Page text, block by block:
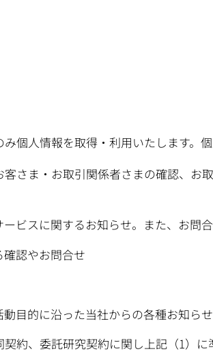
人情報を取得・利用いたします。
さま・お取引関係者さまの確認、お
ビスに関するお知らせ。また、お問
認やお問合せ
目的に沿った当社からの各種お知らせ
約、委託研究契約に関し上記（1）